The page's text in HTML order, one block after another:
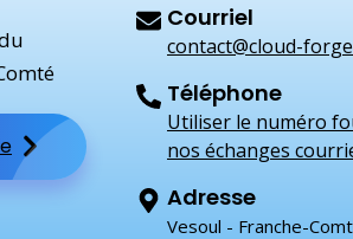
Courriel
contact@cloud-
Téléphone
Utiliser le numéro
nos échanges
Adresse
Vesoul - Franche-